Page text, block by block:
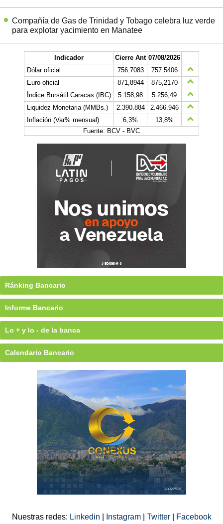
Compañía de Gas de Trinidad y Tobago celebra luz verde
para explotar yacimiento en Manatee
Indicador Cierre Ant 07/08/2026
Dólar oficial
756.7083
757.5406
Euro oficial
871,8944
875,2170
Índice Bursátil Caracas (IBC)
5.158,98
5.256,49
Liquidez Monetaria (MMBs.)
2.390.884
2.466.946
Inflación (Var% mensual)
6,3%
13,8%
Fuente: BCV - BVC
Ránking Bancario
Informe Bancario
Lo + y lo - de la banca
Calendario Bancario
Nuestras redes: Linkedin Instagram Twitter Facebook